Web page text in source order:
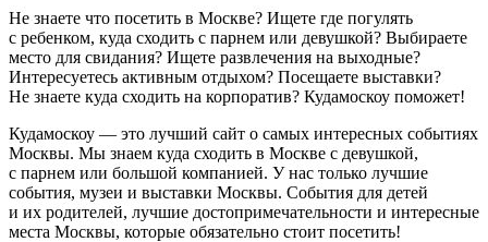
Не знаете что посетить в Москве? Ищете где погулять
с ребенком, куда сходить с парнем или девушкой? Выбираете
место для свидания? Ищете развлечения на выходные?
Интересуетесь активным отдыхом? Посещаете выставки?
Не знаете куда сходить на корпоратив? Кудамоскоу поможет!
Кудамоскоу — это лучший сайт о самых интересных событиях
Москвы. Мы знаем куда сходить в Москве с девушкой,
с парнем или большой компанией. У нас только лучшие
события, музеи и выставки Москвы. События для детей
и их родителей, лучшие достопримечательности и интересные
места Москвы, которые обязательно стоит посетить!